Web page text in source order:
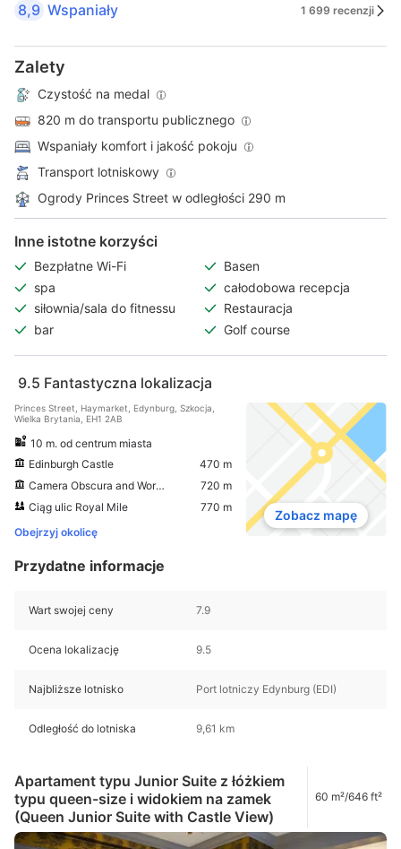
8,9 Wspaniały 1 699 recenzji
Zalety
Czystość na medal
820 m do transportu publicznego
Wspaniały komfort i jakość pokoju
Transport lotniskowy
Ogrody Princes Street w odległości 290 m
Inne istotne korzyści
Bezpłatne Wi-Fi
Basen
spa
całodobowa recepcja
siłownia/sala do fitnessu
Restauracja
bar
Golf course
9.5 Fantastyczna lokalizacja
Princes Street, Haymarket, Edynburg, Szkocja,
Wielka Brytania, EH1 2AB
10 m. od centrum miasta
Edinburgh Castle
470 m
Camera Obscura and World of Illusions
720 m
Ciąg ulic Royal Mile
770 m
Obejrzyj okolicę
Zobacz mapę
Przydatne informacje
Wart swojej ceny 7.9
Ocena lokalizację 9.5
Najbliższe lotnisko Port lotniczy Edynburg (EDI)
Odległość do lotniska 9,61 km
Apartament typu Junior Suite z łóżkiem
typu queen-size i widokiem na zamek
(Queen Junior Suite with Castle View)
60 m²/646 ft²